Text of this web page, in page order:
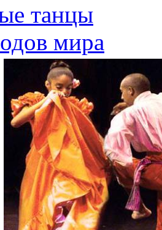
танцы
мира